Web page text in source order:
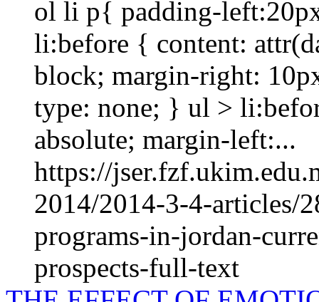
ol li p{ padding-
li:before { content:
block; margin-right:
type: none; } ul >
absolute; margin-left:...
https://
2014/2014-3-4-articles/
programs-in-jordan-
prospects-full-text